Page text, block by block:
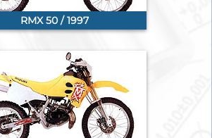
RMX 50 / 1997